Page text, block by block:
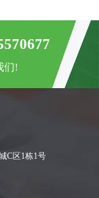
们!
C区1栋1号